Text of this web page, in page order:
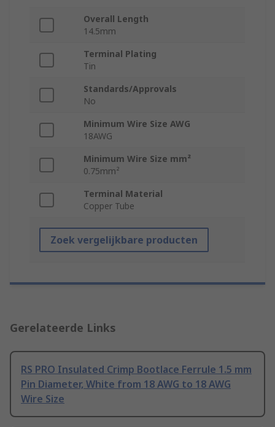
Overall Length
14.5mm
Terminal Plating
Tin
Standards/Approvals
No
Minimum Wire Size AWG
18AWG
Minimum Wire Size mm²
0.75mm²
Terminal Material
Copper Tube
Zoek vergelijkbare producten
Gerelateerde Links
RS PRO Insulated Crimp Bootlace Ferrule 1.5 mm
Pin Diameter, White from 18 AWG to 18 AWG
Wire Size